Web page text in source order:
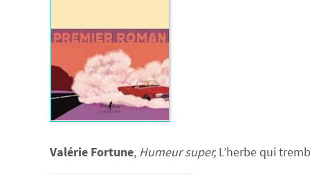
Valérie Fortune, Humeur super,L’herbe qui